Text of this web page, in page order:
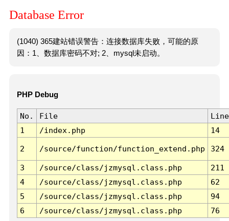
Database Error
(1040) 365建站错误警告：连接数据库失败，可能的原
因：1、数据库密码不对; 2、mysql未启动。
PHP Debug
No. File
Line
1
/index.php 14
2 /source/function/function_extend.php 324
3 /source/class/jzmysql.class.php
211
4
/source/class/jzmysql.class.php
62
5
/source/class/jzmysql.class.php
94
6
/source/class/jzmysql.class.php 76